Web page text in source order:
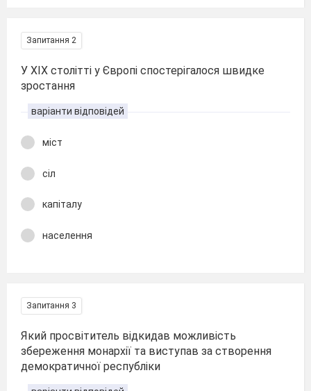
Запитання 2
У XIX столітті у Європі спостерігалося швидке
зростання
варіанти відповідей
міст
сіл
капіталу
населення
Запитання 3
Який просвітитель відкидав можливість
збереження монархії та виступав за створення
демократичної республіки